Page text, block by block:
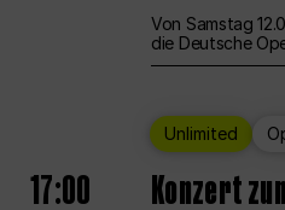
Von Samstag
die Deutsche
Unlimited
17:00 Konzert